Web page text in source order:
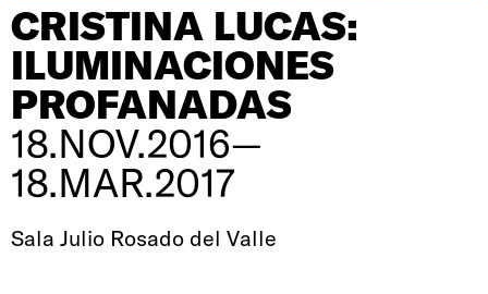
CRISTINA LUCAS:
ILUMINACIONES
PROFANADAS
18.NOV.2016—
18.MAR.2017
Sala Julio Rosado del Valle